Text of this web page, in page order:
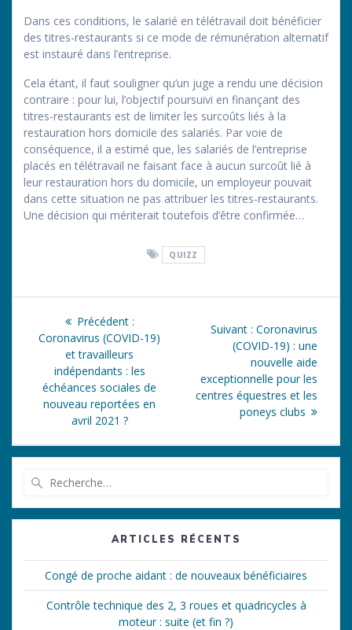
Dans ces conditions, le salarié en télétravail doit bénéficier
des titres-restaurants si ce mode de rémunération alternatif
est instauré dans l’entreprise.
Cela étant, il faut souligner qu’un juge a rendu une décision
contraire : pour lui, l’objectif poursuivi en finançant des
titres-restaurants est de limiter les surcoûts liés à la
restauration hors domicile des salariés. Par voie de
conséquence, il a estimé que, les salariés de l’entreprise
placés en télétravail ne faisant face à aucun surcoût lié à
leur restauration hors du domicile, un employeur pouvait
dans cette situation ne pas attribuer les titres-restaurants.
Une décision qui mériterait toutefois d’être confirmée…
QUIZZ
Navigation
l’article
Précédent :Article
précédent
Coronavirus (COVID-19)
et travailleurs
indépendants : les
échéances sociales de
nouveau reportées en
avril 2021 ?
Suivant : Article
suivant
:
Coronavirus
(COVID-19) : une
nouvelle aide
exceptionnelle pour les
centres équestres et les
poneys clubs
:
ARTICLES RÉCENTS
Congé de proche aidant : de nouveaux bénéficiaires
Contrôle technique des 2, 3 roues et quadricycles à
moteur : suite (et fin ?)